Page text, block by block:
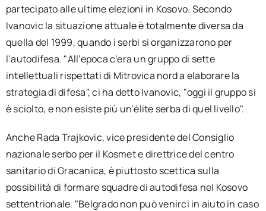
partecipato alle ultime elezioni in Kosovo. Secondo
Ivanovic la situazione attuale è totalmente diversa da
quella del 1999, quando i serbi si organizzarono per
l’autodifesa. "All’epoca c’era un gruppo di sette
intellettuali rispettati di Mitrovica nord a elaborare la
strategia di difesa", ci ha detto Ivanovic, "oggi il gruppo si
è sciolto, e non esiste più un’élite serba di quel livello".
Anche Rada Trajkovic, vice presidente del Consiglio
nazionale serbo per il Kosmet e direttrice del centro
sanitario di Gracanica, è piuttosto scettica sulla
possibilità di formare squadre di autodifesa nel Kosovo
settentrionale. "Belgrado non può venirci in aiuto in caso